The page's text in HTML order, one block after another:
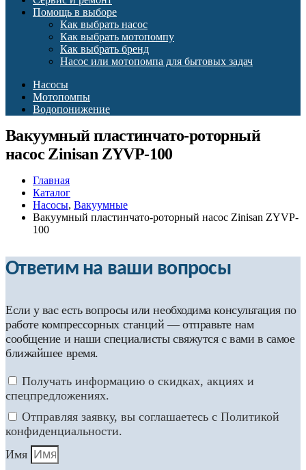
Помощь в выборе
Как выбрать насос
Как выбрать мотопомпу
Как выбрать бренд
Насос или мотопомпа для бытовых задач
Насосы
Мотопомпы
Водопонижение
Вакуумный пластинчато-роторный
насос Zinisan ZYVP-100
Главная
Каталог
Насосы, Вакуумные
Вакуумный пластинчато-роторный насос Zinisan ZYVP-
100
Ответим на ваши вопросы
Если у вас есть вопросы или необходима консультация по
работе компрессорных станций — отправьте нам
сообщение и наши специалисты свяжутся с вами в самое
ближайшее время.
Получать информацию о скидках, акциях и
спецпредложениях.
Отправляя заявку, вы соглашаетесь с Политикой
конфиденциальности.
Имя